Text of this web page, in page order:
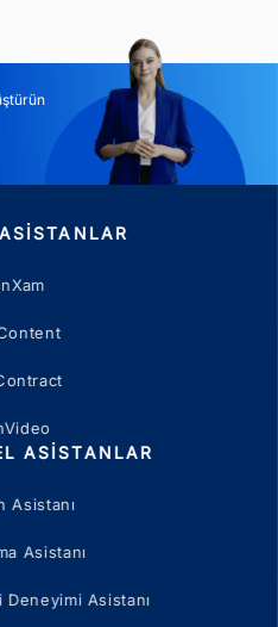
ASISTANLAR
Asistanı
Asistanı
Deneyimi Asistanı